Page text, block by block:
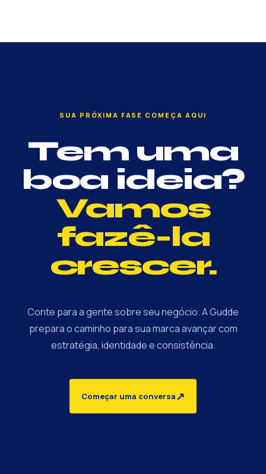
SUA PRÓXIMA FASE COMEÇA AQUI
Tem uma
boa ideia?
Vamos
fazê-la
crescer.
Conte para a gente sobre seu negócio. A Gudde
prepara o caminho para sua marca avançar com
estratégia, identidade e consistência.
Começar uma conversa↗